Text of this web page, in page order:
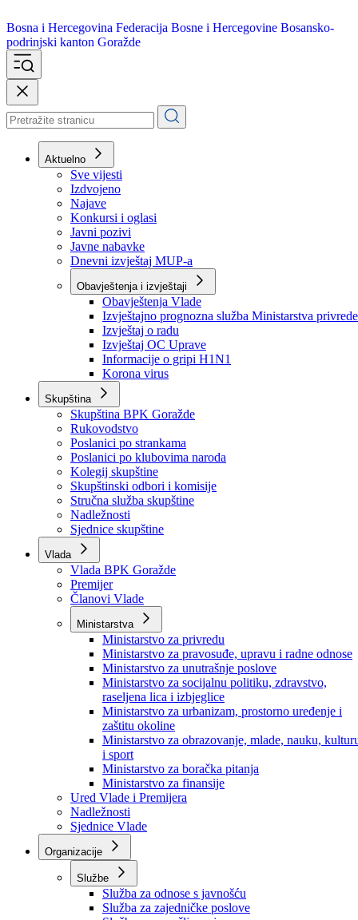
Bosna i Hercegovina
podrinjski kanton Goražde
Aktuelno
Sve vijesti
Izdvojeno
Najave
Konkursi i oglasi
Javni pozivi
Javne nabavke
Dnevni izvještaj MUP-a
Obavještenja i izvještaji
Obavještenja Vlade
Izvještajno prognozna služba Ministarstva privrede
Izvještaj o radu
Izvještaj OC Uprave
Informacije o gripi H1N1
Korona virus
Skupština
Skupština BPK Goražde
Rukovodstvo
Poslanici po strankama
Poslanici po klubovima naroda
Kolegij skupštine
Skupštinski odbori i komisije
Stručna služba skupštine
Nadležnosti
Sjednice skupštine
Vlada
Vlada BPK Goražde
Premijer
Članovi Vlade
Ministarstva
Ministarstvo za privredu
Ministarstvo za pravosuđe, upravu i radne odnose
Ministarstvo za unutrašnje poslove
Ministarstvo za socijalnu politiku, zdravstvo,
raseljena lica i izbjeglice
Ministarstvo za urbanizam, prostorno uređenje i
zaštitu okoline
Ministarstvo za obrazovanje, mlade, nauku,
i sport
Ministarstvo za boračka pitanja
Ministarstvo za finansije
Ured Vlade i Premijera
Nadležnosti
Sjednice Vlade
Organizacije